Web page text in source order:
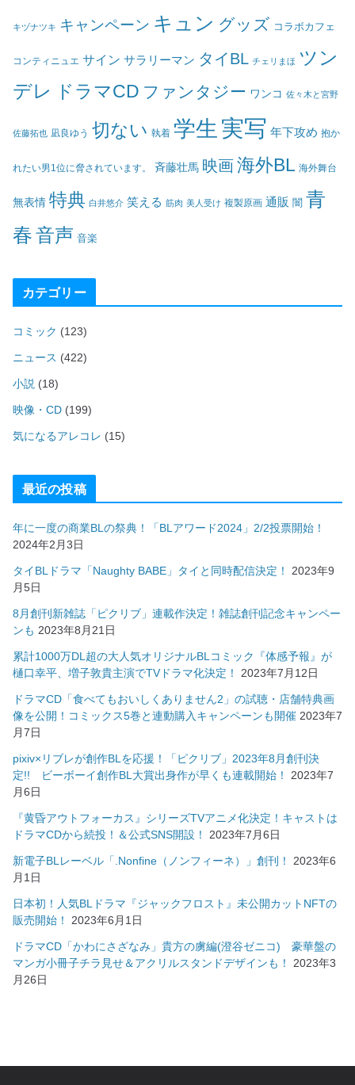
キヅナツキ キャンペーン キュン グッズ コラボカフェ
コンティニュエ サイン サラリーマン タイBL チェリまほ ツン
デレ ドラマCD ファンタジー ワンコ 佐々木と宮野
佐藤拓也 凪良ゆう 切ない 執着 学生 実写 年下攻め 抱か
れたい男1位に脅されています。 斉藤壮馬 映画海外BL 海外舞台
無表情 特典 白井悠介 笑える 筋肉 美人受け 複製原画 通販 闇 青
春音声 音楽
カテゴリー
コミック (123)
ニュース (422)
小説 (18)
映像・CD (199)
気になるアレコレ (15)
最近の投稿
年に一度の商業BLの祭典！「BLアワード2024」2/2投票開始！
2024年2月3日
タイBLドラマ「Naughty BABE」タイと同時配信決定！
2023年9
月5日
8月創刊新雑誌「ピクリブ」連載作決定！雑誌創刊記念キャンペー
ンも 2023年8月21日
累計1000万DL超の大人気オリジナルBLコミック『体感予報』が
樋口幸平、増子敦貴主演でTVドラマ化決定！
2023年7月12日
ドラマCD「食べてもおいしくありません2」の試聴・店舗特典画
像を公開！コミックス5巻と連動購入キャンペーンも開催 2023年7
月7日
pixiv×リブレが創作BLを応援！「ピクリブ」2023年8月創刊決
定!! ビーボーイ創作BL大賞出身作が早くも連載開始！
2023年7
月6日
『黄昏アウトフォーカス』シリーズTVアニメ化決定！キャストは
ドラマCDから続投！＆公式SNS開設！
2023年7月6日
新電子BLレーベル「.Nonfine（ノンフィーネ）」創刊！
2023年6
月1日
日本初！人気BLドラマ『ジャックフロスト』未公開カットNFTの
販売開始！
2023年6月1日
ドラマCD「かわにさざなみ」貴方の虜編(澄谷ゼニコ) 豪華盤の
マンガ小冊子チラ見せ＆アクリルスタンドデザインも！
2023年3
月26日